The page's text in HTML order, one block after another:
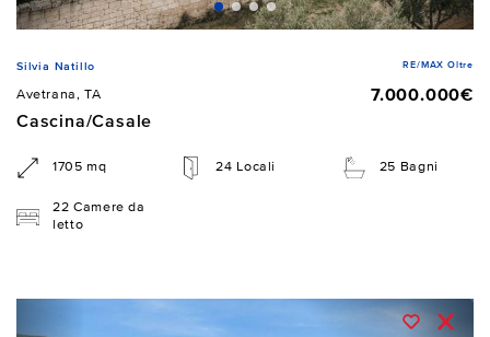
Silvia Natillo RE/MAX Oltre
Avetrana, TA
7.000.000€
Cascina/Casale
1705 mq 24 Locali 25 Bagni
22 Camere da
letto